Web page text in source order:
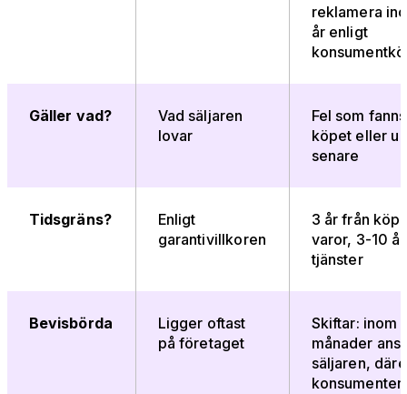
reklamera
år enligt
Gäller vad?
Vad säljaren
lovar
Fel som
köpet eller
senare
Tidsgräns?
Enligt
garantivillkoren
3 år från
varor, 3-10
tjänster
Bevisbörda
Ligger oftast
på företaget
Skiftar: inom
månader
säljaren,
konsumenten